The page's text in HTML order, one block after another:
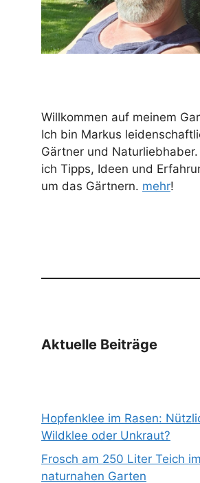
Willkommen auf meinem
Ich bin Markus
Gärtner und
ich Tipps, Ideen und
um das Gärtnern. mehr!
Aktuelle Beiträge
Hopfenklee im Rasen:
Wildklee oder Unkraut?
Frosch am 250 Liter Teich im
naturnahen Garten